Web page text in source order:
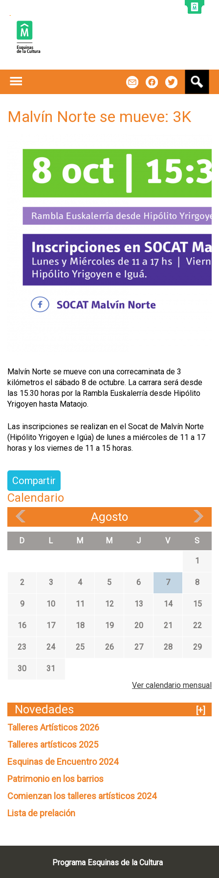
Malvín Norte se mueve: 3K
Malvín Norte se mueve con una correcaminata de 3
kilómetros el sábado 8 de octubre. La carrara será desde
las 15.30 horas por la Rambla Euskalerría desde Hipólito
Yrigoyen hasta Mataojo.
Las inscripciones se realizan en el Socat de Malvín Norte
(Hipólito Yrigoyen e Igúa) de lunes a miércoles de 11 a 17
horas y los viernes de 11 a 15 horas.
Compartir
Calendario
Agosto
D L M M J V S
1
2 3 4 5 6 7 8
9 10 11 12 13 14 15
16 17 18 19 20 21 22
23 24 25 26 27 28 29
30
31
Ver calendario mensual
Novedades
[+]
Talleres Artísticos 2026
Talleres artísticos 2025
Esquinas de Encuentro 2024
Patrimonio en los barrios
Comienzan los talleres artísticos 2024
Lista de prelación
s
a
Programa Esquinas de la Cultura